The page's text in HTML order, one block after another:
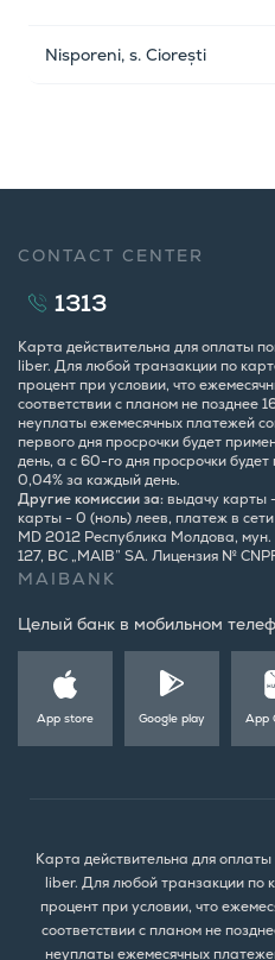
Nisporeni, s. Ciorești
CONTACT CENTER
1313
Карта действительна для оплаты
liber. Для любой транзакции по
процент при условии, что
соответствии с планом не позднее
неуплаты ежемесячных платежей
первого дня просрочки будет
день, а с 60-го дня просрочки
0,04% за каждый день.
Другие комиссии за:выдачу карты
карты - 0 (ноль) леев, платеж в
MD 2012 Республика Молдова, мун.
127, BC „MAIB” SA. Лицензия №
MAIBANK
Целый банк в мобильном
App store Google play App
Карта действительна для
liber. Для любой транзакции по
процент при условии, что
соответствии с планом не
неуплаты ежемесячных